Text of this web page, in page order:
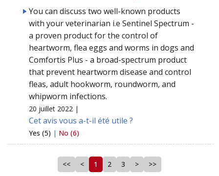
You can discuss two well-known products
with your veterinarian i.e Sentinel Spectrum -
a proven product for the control of
heartworm, flea eggs and worms in dogs and
Comfortis Plus - a broad-spectrum product
that prevent heartworm disease and control
fleas, adult hookworm, roundworm, and
whipworm infections.
20 juillet 2022 |
Cet avis vous a-t-il été utile ?
Yes (5) | No (6)
<< < 1 2 3 > >>